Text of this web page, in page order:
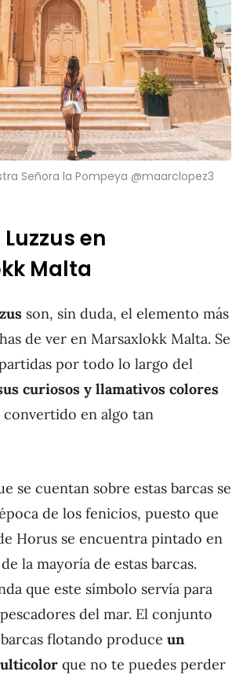
Señora la Pompeya @maarclopez3
en
Malta
son, sin duda, el elemento más
de ver en Marsaxlokk Malta. Se
por todo lo largo del
curiosos y llamativos colores
convertido en algo tan
se cuentan sobre estas barcas se
de los fenicios, puesto que
Horus se encuentra pintado en
la mayoría de estas barcas.
que este símbolo servía para
del mar. El conjunto
flotando produce un
que no te puedes perder